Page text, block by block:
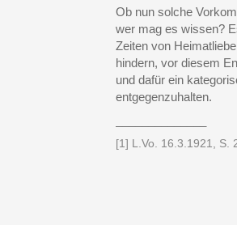
Ob nun solche
wer mag es wissen?
Zeiten von
hindern, vor diesem
und dafür ein
entgegenzuhalten.
[1] L.Vo. 16.3.1921, S.